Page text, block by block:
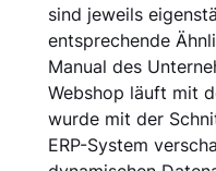
sind jeweils
entsprechende
Manual des
Webshop läuft mit
wurde mit der
ERP-System